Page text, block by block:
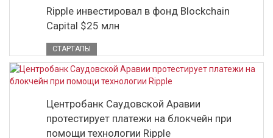
Ripple инвестировал в фонд Blockchain
Capital $25 млн
СТАРТАПЫ
Центробанк Саудовской Аравии
протестирует платежи на блокчейн при
помощи технологии Ripple